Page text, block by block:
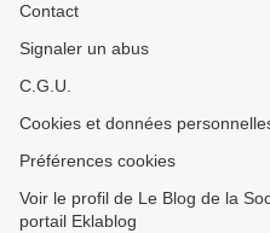
Contact
Signaler un abus
C.G.U.
Cookies et données
Préférences cookies
Voir le profil de Le Blog de la
portail Eklablog